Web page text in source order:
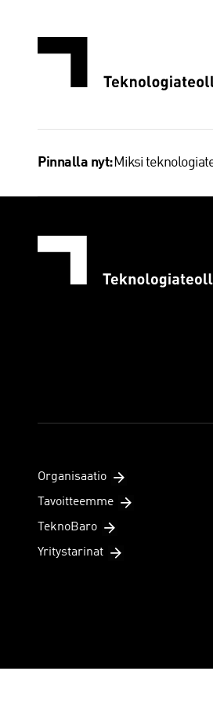
Pinnalla nyt: Miksi
Organisaatio
Tavoitteemme
TeknoBaro
Yritystarinat